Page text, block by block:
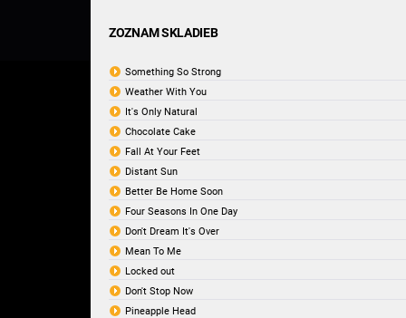
ZOZNAM SKLADIEB
Something So Strong
Weather With You
It's Only Natural
Chocolate Cake
Fall At Your Feet
Distant Sun
Better Be Home Soon
Four Seasons In One Day
Don't Dream It's Over
Mean To Me
Locked out
Don't Stop Now
Pineapple Head